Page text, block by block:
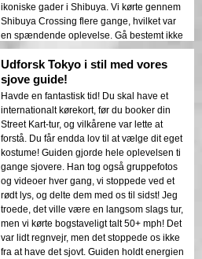
ikoniske gader i Shibuya. Vi kørte gennem
Shibuya Crossing flere gange, hvilket var
en spændende oplevelse. Gå bestemt ikke
glip af chancen for at køre en go-kart
gennem et af Tokyos mest berømte
nabolag!
Udforsk Tokyo i stil med vores
sjove guide!
Havde en fantastisk tid! Du skal have et
internationalt kørekort, før du booker din
Street Kart-tur, og vilkårene var lette at
forstå. Du får endda lov til at vælge dit eget
kostume! Guiden gjorde hele oplevelsen ti
gange sjovere. Han tog også gruppefotos
og videoer hver gang, vi stoppede ved et
rødt lys, og delte dem med os til sidst! Jeg
troede, det ville være en langsom slags tur,
men vi kørte bogstaveligt talt 50+ mph! Det
var lidt regnvejr, men det stoppede os ikke
fra at have det sjovt. Guiden holdt energien